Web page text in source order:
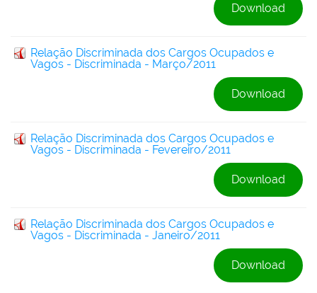
Download
Relação Discriminada dos Cargos Ocupados e
Vagos - Discriminada - Março/2011
Download
Relação Discriminada dos Cargos Ocupados e
Vagos - Discriminada - Fevereiro/2011
Download
Relação Discriminada dos Cargos Ocupados e
Vagos - Discriminada - Janeiro/2011
Download